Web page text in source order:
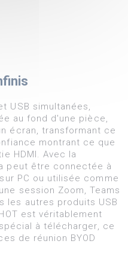
USB simultanées,
au fond d'une pièce,
écran, transformant ce
montrant ce que
HDMI. Avec la
peut être connectée à
PC ou utilisée comme
session Zoom, Teams
les autres produits USB
est véritablement
à télécharger, ce
de réunion BYOD